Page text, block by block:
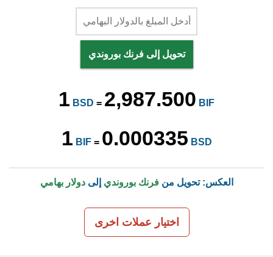
تحويل إلى فرنك بوروندي
1 BSD = 2,987.500 BIF
1 BIF= 0.000335 BSD
العكس: تحويل منفرنك بوروندي إلىدولار بهامي
اختيار عملات اخرى